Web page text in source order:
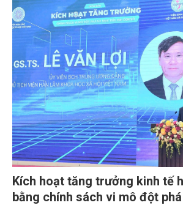
Kích hoạt tăng trưởng kinh tế
bằng chính sách vi mô đột phá